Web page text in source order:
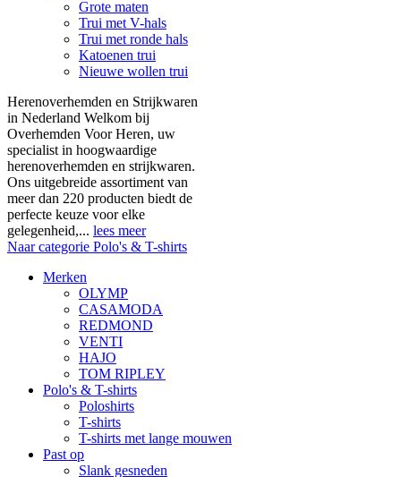
Grote maten
Trui met V-hals
Trui met ronde hals
Katoenen trui
Nieuwe wollen trui
Herenoverhemden en Strijkwaren
in Nederland Welkom bij
Overhemden Voor Heren, uw
specialist in hoogwaardige
herenoverhemden en strijkwaren.
Ons uitgebreide assortiment van
meer dan 220 producten biedt de
perfecte keuze voor elke
gelegenheid,... lees meer
Naar categorie Polo's & T-shirts
Merken
OLYMP
CASAMODA
REDMOND
VENTI
HAJO
TOM RIPLEY
Polo's & T-shirts
Poloshirts
T-shirts
T-shirts met lange mouwen
Past op
Slank gesneden